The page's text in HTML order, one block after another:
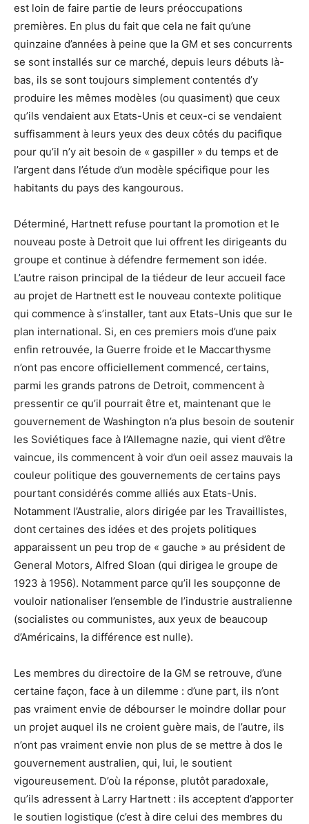
est loin de faire partie de leurs préoccupations
premières. En plus du fait que cela ne fait qu’une
quinzaine d’années à peine que la GM et ses concurrents
se sont installés sur ce marché, depuis leurs débuts là-
bas, ils se sont toujours simplement contentés d’y
produire les mêmes modèles (ou quasiment) que ceux
qu’ils vendaient aux Etats-Unis et ceux-ci se vendaient
suffisamment à leurs yeux des deux côtés du pacifique
pour qu’il n’y ait besoin de « gaspiller » du temps et de
l’argent dans l’étude d’un modèle spécifique pour les
habitants du pays des kangourous.
Déterminé, Hartnett refuse pourtant la promotion et le
nouveau poste à Detroit que lui offrent les dirigeants du
groupe et continue à défendre fermement son idée.
L’autre raison principal de la tiédeur de leur accueil face
au projet de Hartnett est le nouveau contexte politique
qui commence à s’installer, tant aux Etats-Unis que sur le
plan international. Si, en ces premiers mois d’une paix
enfin retrouvée, la Guerre froide et le Maccarthysme
n’ont pas encore officiellement commencé, certains,
parmi les grands patrons de Detroit, commencent à
pressentir ce qu’il pourrait être et, maintenant que le
gouvernement de Washington n’a plus besoin de soutenir
les Soviétiques face à l’Allemagne nazie, qui vient d’être
vaincue, ils commencent à voir d’un oeil assez mauvais la
couleur politique des gouvernements de certains pays
pourtant considérés comme alliés aux Etats-Unis.
Notamment l’Australie, alors dirigée par les Travaillistes,
dont certaines des idées et des projets politiques
apparaissent un peu trop de « gauche » au président de
General Motors, Alfred Sloan (qui dirigea le groupe de
1923 à 1956). Notamment parce qu’il les soupçonne de
vouloir nationaliser l’ensemble de l’industrie australienne
(socialistes ou communistes, aux yeux de beaucoup
d’Américains, la différence est nulle).
Les membres du directoire de la GM se retrouve, d’une
certaine façon, face à un dilemme : d’une part, ils n’ont
pas vraiment envie de débourser le moindre dollar pour
un projet auquel ils ne croient guère mais, de l’autre, ils
n’ont pas vraiment envie non plus de se mettre à dos le
gouvernement australien, qui, lui, le soutient
vigoureusement. D’où la réponse, plutôt paradoxale,
qu’ils adressent à Larry Hartnett : ils acceptent d’apporter
le soutien logistique (c’est à dire celui des membres du